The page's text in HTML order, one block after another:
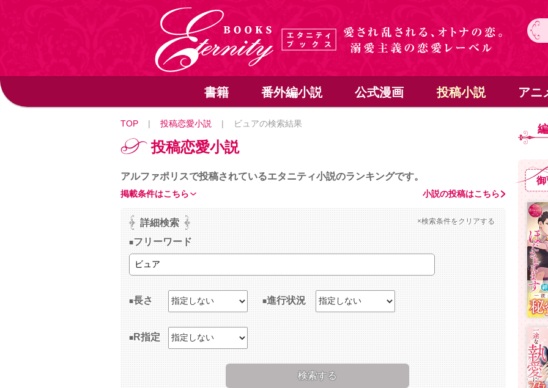
書籍 番外編小説 公式漫画 投稿小説 アニ
TOP | 投稿恋愛小説 | ビュアの検索結果
投稿恋愛小説
アルファポリスで投稿されているエタニティ小説のランキングです。
小説の投稿はこちら
掲載条件はこちら
詳細検索 ×検索条件をクリアする
フリーワード
長さ 進行状況
R指定